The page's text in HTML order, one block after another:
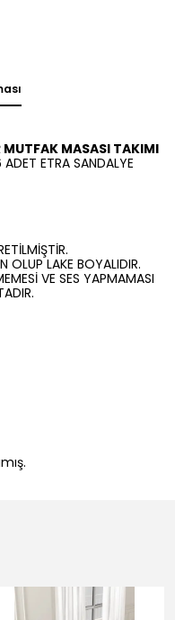
MUTFAK MASASI TAKIMI
ETRA SANDALYE
OLUP LAKE BOYALIDIR.
VE SES YAPMAMASI